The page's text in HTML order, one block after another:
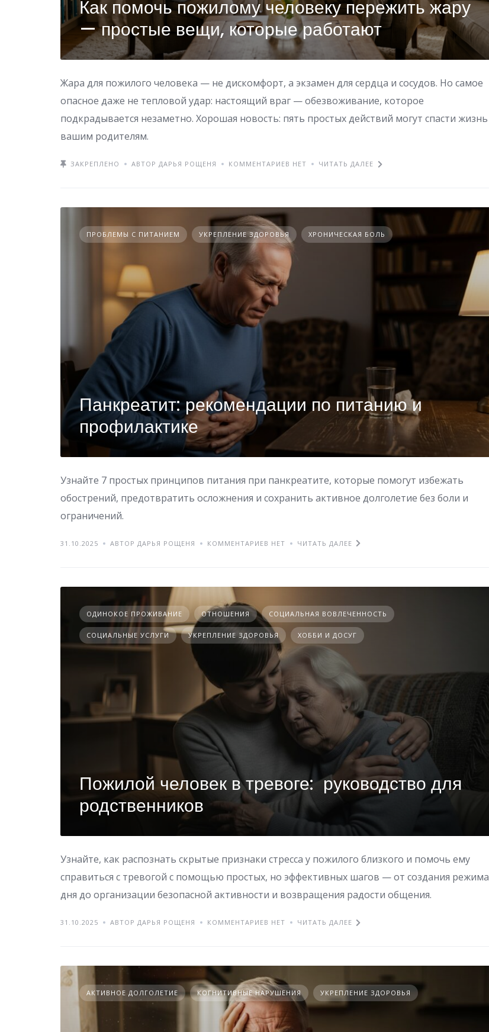
Как помочь пожилому человеку пережить жару
— простые вещи, которые работают
Жара для пожилого человека — не дискомфорт, а экзамен для сердца и сосудов. Но самое
опасное даже не тепловой удар: настоящий враг — обезвоживание, которое
подкрадывается незаметно. Хорошая новость: пять простых действий могут спасти жизнь
вашим родителям.
ЗАКРЕПЛЕНО АВТОР ДАРЬЯ РОЩЕНЯ КОММЕНТАРИЕВ НЕТ ЧИТАТЬ ДАЛЕЕ
ПРОБЛЕМЫ С ПИТАНИЕМ УКРЕПЛЕНИЕ ЗДОРОВЬЯ ХРОНИЧЕСКАЯ БОЛЬ
Панкреатит: рекомендации по питанию и
профилактике
Узнайте 7 простых принципов питания при панкреатите, которые помогут избежать
обострений, предотвратить осложнения и сохранить активное долголетие без боли и
ограничений.
31.10.2025 АВТОР ДАРЬЯ РОЩЕНЯ КОММЕНТАРИЕВ НЕТ ЧИТАТЬ ДАЛЕЕ
ОДИНОКОЕ ПРОЖИВАНИЕ ОТНОШЕНИЯ СОЦИАЛЬНАЯ ВОВЛЕЧЕННОСТЬ
СОЦИАЛЬНЫЕ УСЛУГИ УКРЕПЛЕНИЕ ЗДОРОВЬЯ ХОББИ И ДОСУГ
Пожилой человек в тревоге: руководство для
родственников
Узнайте, как распознать скрытые признаки стресса у пожилого близкого и помочь ему
справиться с тревогой с помощью простых, но эффективных шагов — от создания режима
дня до организации безопасной активности и возвращения радости общения.
31.10.2025 АВТОР ДАРЬЯ РОЩЕНЯ КОММЕНТАРИЕВ НЕТ ЧИТАТЬ ДАЛЕЕ
АКТИВНОЕ ДОЛГОЛЕТИЕ КОГНИТИВНЫЕ НАРУШЕНИЯ УКРЕПЛЕНИЕ ЗДОРОВЬЯ